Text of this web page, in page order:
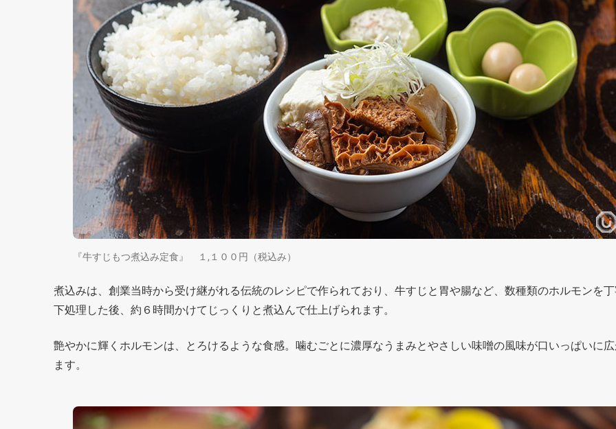
『牛すじもつ煮込み定食』 １,１００円（税込み）
煮込みは、創業当時から受け継がれる伝統のレシピで作られており、牛すじと胃や腸など、数種類のホルモンを
下処理した後、約６時間かけてじっくりと煮込んで仕上げられます。
艶やかに輝くホルモンは、とろけるような食感。噛むごとに濃厚なうまみとやさしい味噌の風味が口いっぱいに
ます。